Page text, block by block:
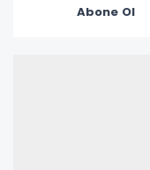
Abone Ol